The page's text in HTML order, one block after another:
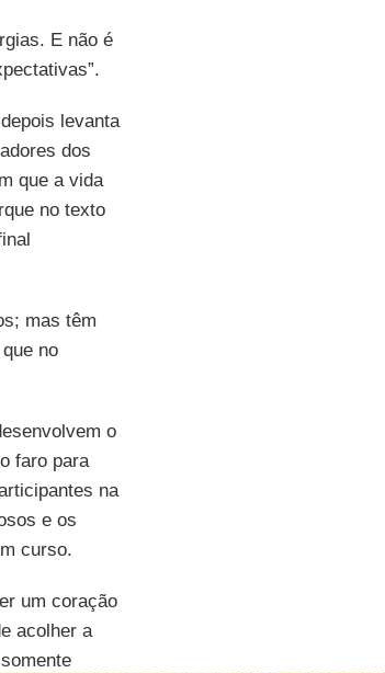
E não é
levanta
dos
que a vida
no texto
mas têm
no
o
faro para
na
e os
curso.
um coração
acolher a